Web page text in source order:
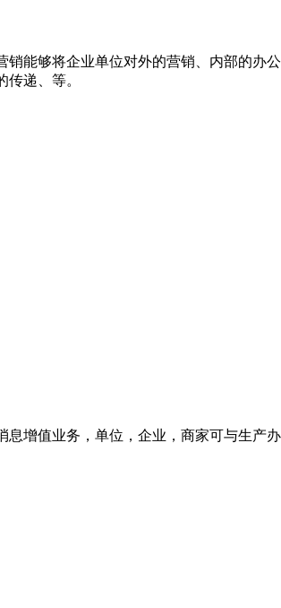
能够将企业单位对外的营销、内部的办
递、等。
增值业务，单位，企业，商家可与生产